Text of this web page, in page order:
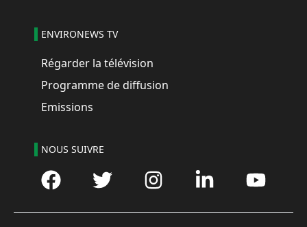
ENVIRONEWS TV
Régarder la télévision
Programme de diffusion
Emissions
NOUS SUIVRE